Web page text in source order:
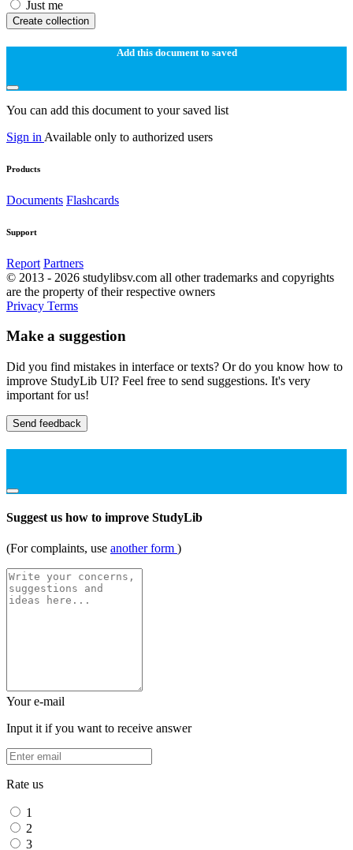
Just me
Create collection
Add this document to saved
You can add this document to your saved list
Sign in Available only to authorized users
Products
Documents Flashcards
Support
Report Partners
© 2013 - 2026 studylibsv.com all other trademarks and copyrights
are the property of their respective owners
Privacy Terms
Make a suggestion
Did you find mistakes in interface or texts? Or do you know how to
improve StudyLib UI? Feel free to send suggestions. It's very
important for us!
Send feedback
Suggest us how to improve StudyLib
(For complaints, use another form )
Your e-mail
Input it if you want to receive answer
Rate us
1
2
3